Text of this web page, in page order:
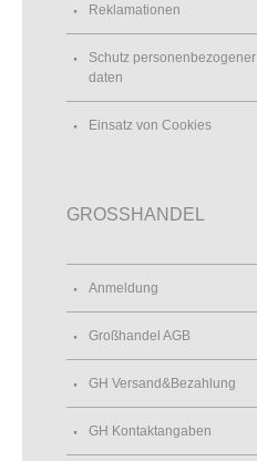
Reklamationen
Schutz personenbezogener
daten
Einsatz von Cookies
GROSSHANDEL
Anmeldung
Großhandel AGB
GH Versand&Bezahlung
GH Kontaktangaben